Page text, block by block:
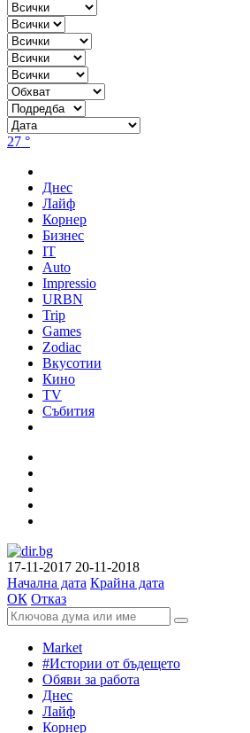
27 °
Днес
Лайф
Корнер
Бизнес
IT
Auto
Impressio
URBN
Trip
Games
Zodiac
Вкусотии
Кино
TV
Събития
17-11-2017 20-11-2018
Начална дата Крайна дата
ОК Отказ
Market
#Истории от бъдещето
Обяви за работа
Днес
Лайф
Корнер